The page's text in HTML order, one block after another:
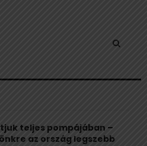
R
teljes pompájában –
az ország legszebb